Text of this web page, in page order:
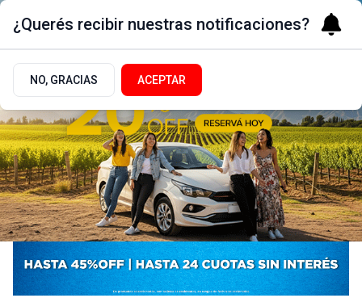
¿Querés recibir nuestras notificaciones?
NO, GRACIAS ACEPTAR